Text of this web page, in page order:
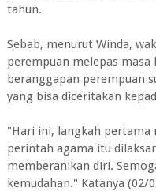
tahun.
Sebab, menurut Winda,
perempuan melepas masa
beranggapan perempuan
yang bisa diceritakan
"Hari ini, langkah pertama
perintah agama itu
memberanikan diri.
kemudahan." Katanya (02/